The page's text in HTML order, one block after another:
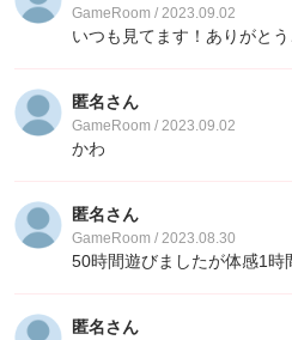
GameRoom / 2023.09.02
いつも見てます！ありがとう
匿名さん
GameRoom / 2023.09.02
かわ
匿名さん
GameRoom / 2023.08.30
50時間遊びましたが体感1時
匿名さん